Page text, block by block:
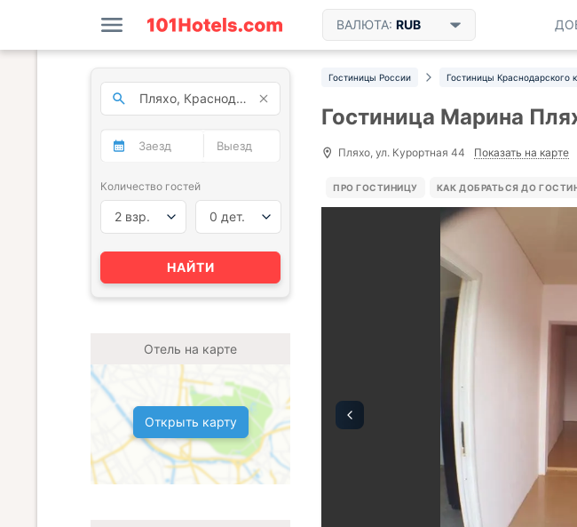
ВАЛЮТА: RUB
Гостиницы России Гостиницы Краснодарского
Гостиница Марина
Пляхо, ул. Курортная 44 Показать на карте
ПРО ГОСТИНИЦУ КАК ДОБРАТЬСЯ ДО
Количество гостей
2 взр. 0 дет.
НАЙТИ
Отель на карте
Открыть карту